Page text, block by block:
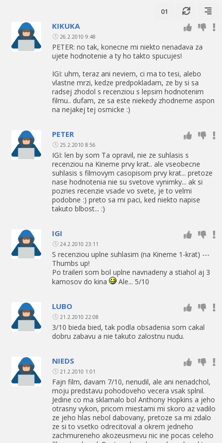
01
KIKUKA
26.2.2010 9:48
PETER: no tak, konecne mi niekto nenadava za
ujete hodnotenie a ty ho takto spucujes!
IGI: uhm, teraz ani neviem, ci ma to tesi, alebo
vlastne mrzi, kedze predpokladam, ze by si sa
radsej zhodol s recenziou s lepsim hodnotenim
filmu.. dufam, ze sa este niekedy zhodneme aspon
na nejakej tej osmicke :)
PETER
25.2.2010 8:56
IGI: len by som Ta opravil, nie ze suhlasis s
recenziou na Kineme prvy krat.. ale vseobecne
suhlasis s filmovym casopisom prvy krat... pretoze
nase hodnotenia nie su svetove vynimky... ak si
pozries recenzie vsade vo svete, je to velmi
podobne :) preto sa mi paci, ked niekto napise
takuto blbost... :)
IGI
24.2.2010 23:11
S recenziou uplne suhlasim (na Kineme 1-krat) ---
Thumbs up!
Po traileri som bol uplne navnadeny a stiahol aj 3
kamosov do kina
Ale... 5/10
LUBO
21.2.2010 22:08
3/10 bieda bied, tak podla obsadenia som cakal
dobru zabavu a nie takuto zalostnu nudu.
NIEDS
21.2.2010 1:01
Fajn film, davam 7/10, nenudil, ale ani nenadchol,
moju predstavu pohodoveho vecera vsak splnil.
Jedine co ma sklamalo bol Anthony Hopkins a jeho
otrasny vykon, pricom miestami mi skoro az vadilo
ze jeho hlas nebol dabovany, pretoze sa mi zdalo
ze si to vsetko odrecitoval a okrem jedneho
zachmureneho akozeusmevu nic ine pocas celeho